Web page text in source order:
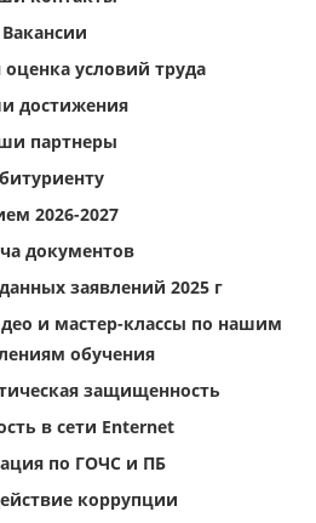
Вакансии
условий труда
достижения
партнеры
2026-2027
документов
заявлений 2025 г
и мастер-классы по нашим
обучения
защищенность
в сети Enternet
по ГОЧС и ПБ
коррупции